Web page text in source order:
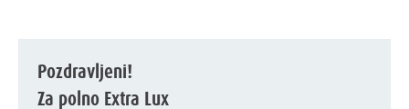
Pozdravljeni!
Za polno Extra Lux